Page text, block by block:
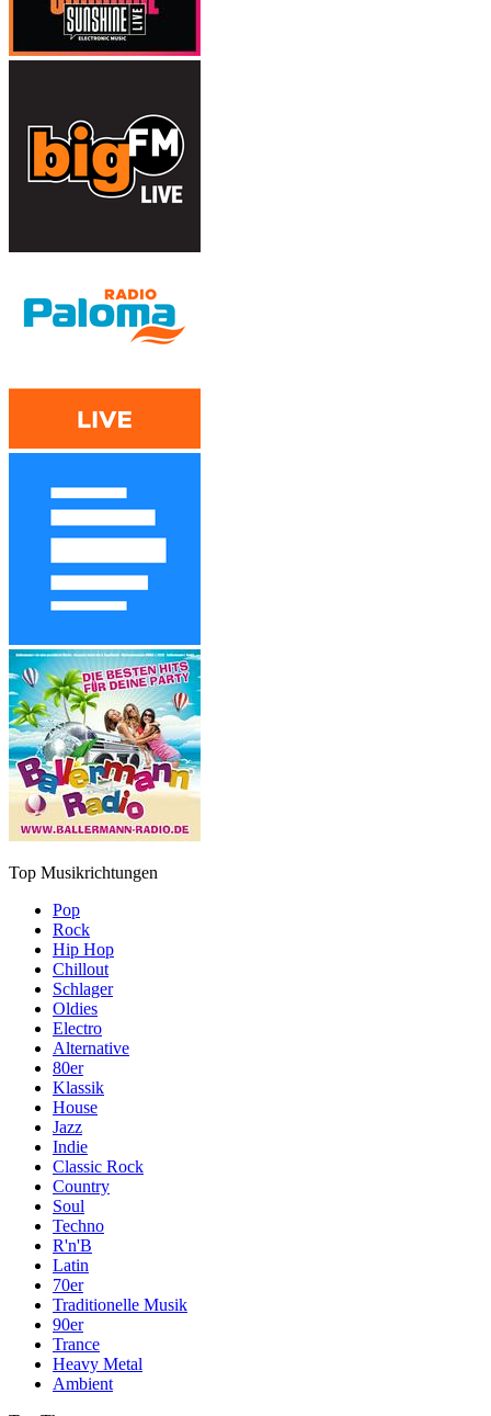
Top Musikrichtungen
Pop
Rock
Hip Hop
Chillout
Schlager
Oldies
Electro
Alternative
80er
Klassik
House
Jazz
Indie
Classic Rock
Country
Soul
Techno
R'n'B
Latin
70er
Traditionelle Musik
90er
Trance
Heavy Metal
Ambient